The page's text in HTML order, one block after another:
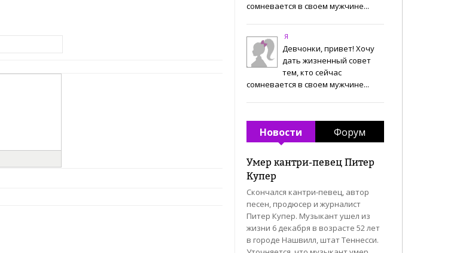
сомневается в своем мужчине...
Я
Девчонки, привет! Хочу
дать жизненный совет
тем, кто сейчас
сомневается в своем мужчине...
Новости Форум
Умер кантри-певец Питер
Купер
Скончался кантри-певец, автор
песен, продюсер и журналист
Питер Купер. Музыкант ушел из
жизни 6 декабря в возрасте 52 лет
в городе Нашвилл, штат Теннесси.